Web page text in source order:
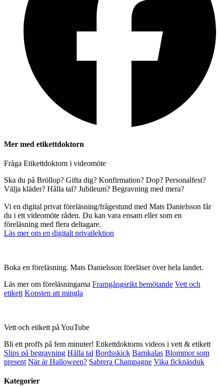
Mer med etikettdoktorn
Fråga Etikettdoktorn i videomöte
Ska du på Bröllop? Gifta dig? Konfirmation? Dop? Personalfest?
Välja kläder? Hålla tal? Jubileum? Begravning med mera?
Vi en digital privat föreläsning/frågestund med Mats Danielsson får
du i ett videomöte råden. Du kan vara ensam eller som en
föreläsning med flera deltagare.
Läs mer om en digitalt privatlektion
Boka en föreläsning. Mats Danielsson föreläser över hela landet.
Läs mer om föreläsningarna Framgångsrikt bemötande Vett och
etikett Konsten att mingla
Vett och etikett på YouTube
Bli ett proffs på fem minuter! Etikettdoktorns videos i vett & etikett
Slips på begravning Hålla tal Bordsskick Barnkalas Blommor som
present När är Halloween? Sabrera Champagne Vika ficknäsduk
Kategorier